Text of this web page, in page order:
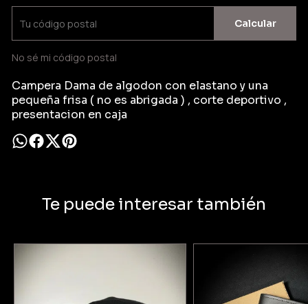
Calcular
No sé mi código postal
Campera Dama de algodon con elastano y una
pequeña frisa ( no es abrigada ) , corte deportivo ,
presentacion en caja
Te puede interesar también